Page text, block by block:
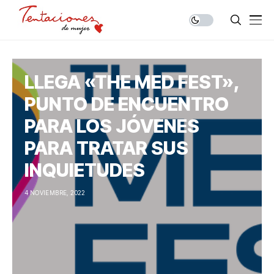
LLEGA «THE MED FEST»,
PUNTO DE ENCUENTRO
PARA LOS JÓVENES
PARA TRATAR SUS
INQUIETUDES
4 NOVIEMBRE, 2022